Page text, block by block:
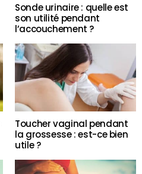
Sonde urinaire : quelle est
son utilité pendant
l’accouchement ?
Toucher vaginal pendant
la grossesse : est-ce bien
utile ?